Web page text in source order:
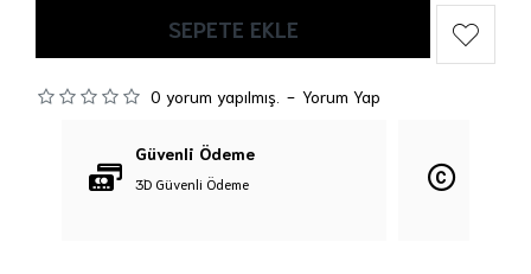
0 yorum yapılmış. - Yorum Yap
SEPETE EKLE
Güvenli Ödeme
3D Güvenli Ödeme